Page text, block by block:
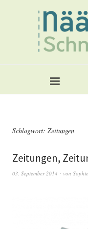
Schlagwort: Zeitungen
Zeitungen,
03. September 2014 von